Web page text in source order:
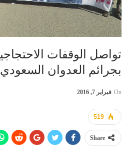
تواصل الوقفات
بجرائم العدوان
On فبراير 7, 2016
519
Share